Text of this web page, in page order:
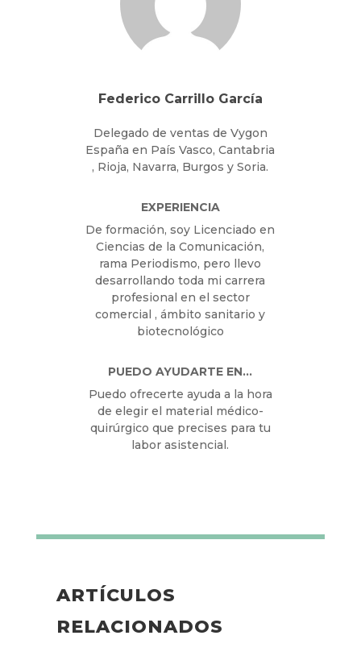
Federico Carrillo García
Delegado de ventas de Vygon
España en País Vasco, Cantabria
, Rioja, Navarra, Burgos y Soria.
EXPERIENCIA
De formación, soy Licenciado en
Ciencias de la Comunicación,
rama Periodismo, pero llevo
desarrollando toda mi carrera
profesional en el sector
comercial , ámbito sanitario y
biotecnológico
PUEDO AYUDARTE EN…
Puedo ofrecerte ayuda a la hora
de elegir el material médico-
quirúrgico que precises para tu
labor asistencial.
ARTÍCULOS
RELACIONADOS